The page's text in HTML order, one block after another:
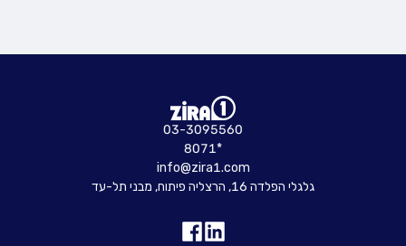
03-3095560
8071*
info@zira1.com
גלגלי הפלדה 16, הרצליה פיתוח, מבני תל-עד